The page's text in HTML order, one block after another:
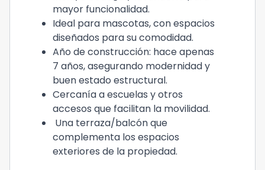
mayor funcionalidad.
Ideal para mascotas, con espacios
diseñados para su comodidad.
Año de construcción: hace apenas
7 años, asegurando modernidad y
buen estado estructural.
Cercanía a escuelas y otros
accesos que facilitan la movilidad.
Una terraza/balcón que
complementa los espacios
exteriores de la propiedad.